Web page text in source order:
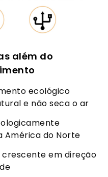
além do
ecológico
e não seca o ar
América do Norte
em direção